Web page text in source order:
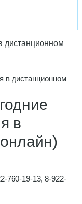
дистанционном
в
760-19-13, 8-922-